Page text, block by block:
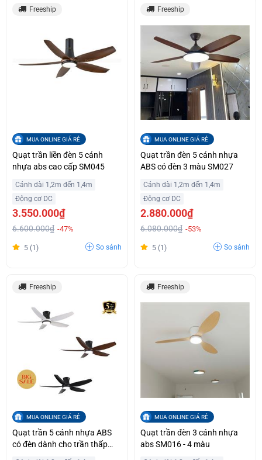
Freeship
MUA ONLINE GIÁ RẺ
Quạt trần liền đèn 5 cánh
nhựa abs cao cấp SM045
Cánh dài 1,2m đến 1,4m
Động cơ DC
3.550.000₫
6.600.000₫ -47%
5 (1) So sánh
Freeship
MUA ONLINE GIÁ RẺ
Quạt trần đèn 5 cánh nhựa
ABS có đèn 3 màu SM027
Cánh dài 1,2m đến 1,4m
Động cơ DC
2.880.000₫
6.080.000₫ -53%
5 (1) So sánh
Freeship
MUA ONLINE GIÁ RẺ
Quạt trần 5 cánh nhựa ABS
có đèn dành cho trần thấp
Freeship
MUA ONLINE GIÁ RẺ
Quạt trần đèn 3 cánh nhựa
abs SM016 - 4 màu